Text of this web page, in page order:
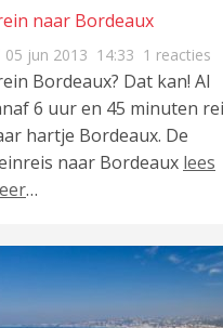
naar Bordeaux
05 jun 2013 14:33 1 reacties
Bordeaux? Dat kan! Al
6 uur en 45 minuten
hartje Bordeaux. De
naar Bordeaux lees
…